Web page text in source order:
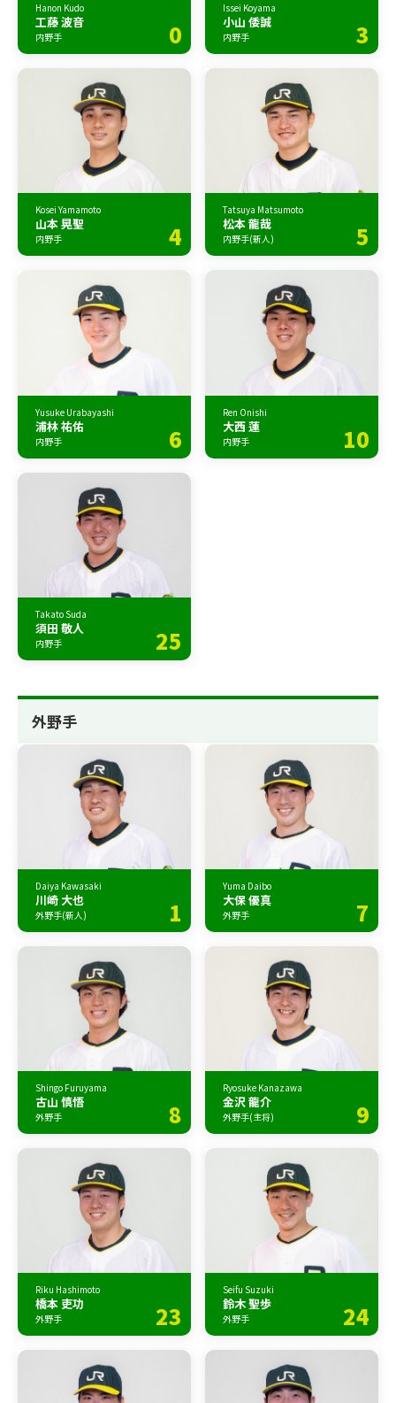
Hanon Kudo
工藤 波音
内野手 0
Issei Koyama
小山 倭誠
内野手 3
Kosei Yamamoto
山本 晃聖
内野手 4
Tatsuya Matsumoto
松本 龍哉
内野手(新人) 5
Yusuke Urabayashi
浦林 祐佑
内野手 6
Ren Onishi
大西 蓮
内野手 10
Takato Suda
須田 敬人
内野手 25
外野手
Daiya Kawasaki
川崎 大也
外野手(新人) 1
Yuma Daibo
大保 優真
外野手 7
Shingo Furuyama
古山 慎悟
外野手 8
Ryosuke Kanazawa
金沢 龍介
外野手(主将) 9
Riku Hashimoto
橋本 吏功
外野手 23
Seifu Suzuki
鈴木 聖歩
外野手 24